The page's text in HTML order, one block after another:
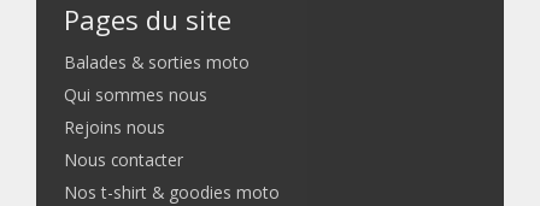
Pages du site
Balades & sorties moto
Qui sommes nous
Rejoins nous
Nous contacter
Nos t-shirt & goodies moto